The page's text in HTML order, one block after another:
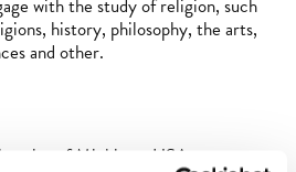
with the study of religion, such
history, philosophy, the arts,
and other.
of Michigan, USA.